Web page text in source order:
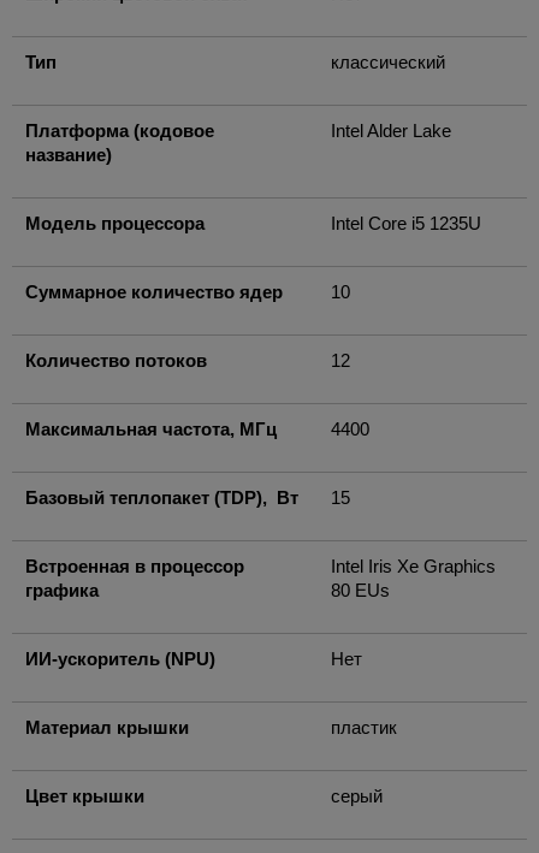
Тип классический
Платформа (кодовое
название)
Intel Alder Lake
Модель процессора Intel Core i5 1235U
Суммарное количество ядер 10
Количество потоков 12
Максимальная частота, МГц 4400
Базовый теплопакет (TDP), Вт 15
Встроенная в процессор
графика
Intel Iris Xe Graphics
80 EUs
ИИ-ускоритель (NPU) Нет
Материал крышки пластик
Цвет крышки серый